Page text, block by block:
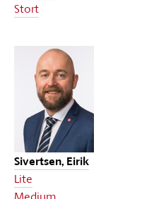
Stort
Sivertsen, Eirik
Lite